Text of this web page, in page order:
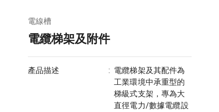
電線槽
電纜梯架及附件
產品描述 : 電纜梯架及其配件為
工業環境中承重型的
梯級式支架，專為大
直徑電力/數據電纜設